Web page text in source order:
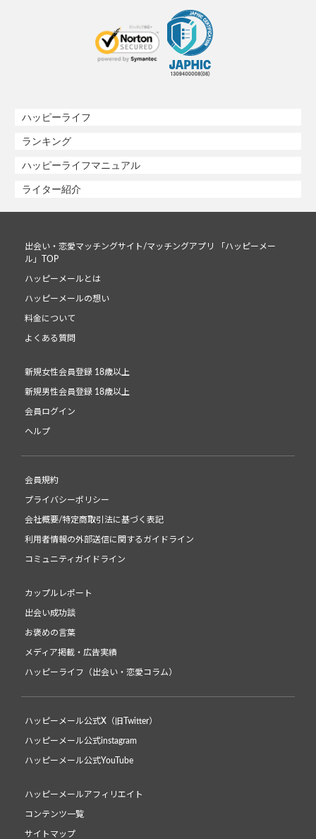
ハッピーライフ
ランキング
ハッピーライフマニュアル
ライター紹介
出会い・恋愛マッチングサイト/マッチングアプリ 「ハッピーメー
ル」TOP
ハッピーメールとは
ハッピーメールの想い
料金について
よくある質問
新規女性会員登録 18歳以上
新規男性会員登録 18歳以上
会員ログイン
ヘルプ
会員規約
プライバシーポリシー
会社概要/特定商取引法に基づく表記
利用者情報の外部送信に関するガイドライン
コミュニティガイドライン
カップルレポート
出会い成功談
お褒めの言葉
メディア掲載・広告実績
ハッピーライフ（出会い・恋愛コラム）
ハッピーメール公式X（旧Twitter）
ハッピーメール公式instagram
ハッピーメール公式YouTube
ハッピーメールアフィリエイト
コンテンツ一覧
サイトマップ